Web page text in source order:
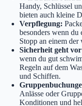
Handy, Schlüssel
bieten auch kleine
Verpflegung:
besonders wenn du
Stopp an einem
Sicherheit geht
wenn du gut
Regeln auf dem
und Schiffen.
Anlässe oder
Konditionen und